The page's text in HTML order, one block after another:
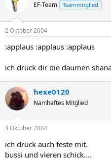
EF-Team Teammitglied
2 Oktober 2004
:applaus :applaus :applaus
ich drück dir die daumen
hexe0120
Namhaftes Mitglied
3 Oktober 2004
ich drück auch feste mit.
bussi und vieren schick....